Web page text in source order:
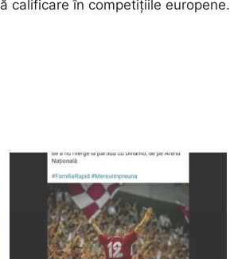
calificare în competițiile europene.